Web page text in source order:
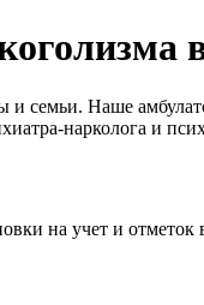
и семьи. Наше
нарколога и
на учет и отметок